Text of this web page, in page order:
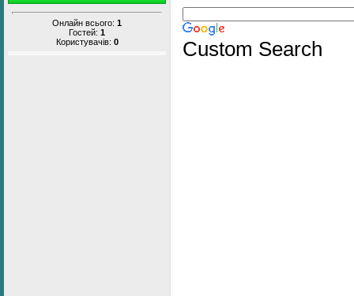
Онлайн всього: 1
Гостей: 1
Користувачів: 0 Custom Search